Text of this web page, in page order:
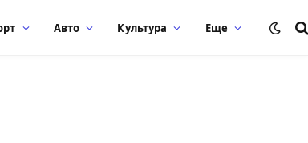
Авто Культура Еще